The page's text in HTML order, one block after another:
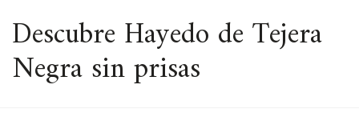
ESPACIO
Descubre Hayedo de Tejera
Negra sin prisas